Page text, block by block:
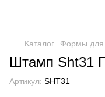
Каталог Формы для
Штамп Sht31
Артикул: SHT31